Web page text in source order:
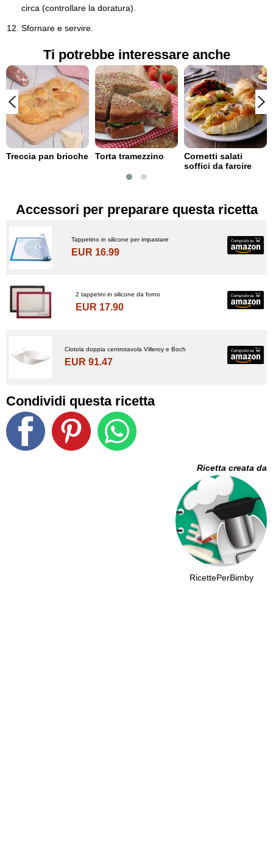
circa (controllare la doratura).
Sfornare e servire.
Ti potrebbe interessare anche
Treccia pan brioche Torta tramezzino
Cornetti salati
soffici da farcire
Accessori per preparare questa ricetta
Tappetino in silicone per impastare
EUR 16.99
2 tappetini in silicone da forno
EUR 17.90
Ciotola doppia centrotavola Villeroy e Boch
EUR 91.47
Condividi questa ricetta
Ricetta creata da
RicettePerBimby